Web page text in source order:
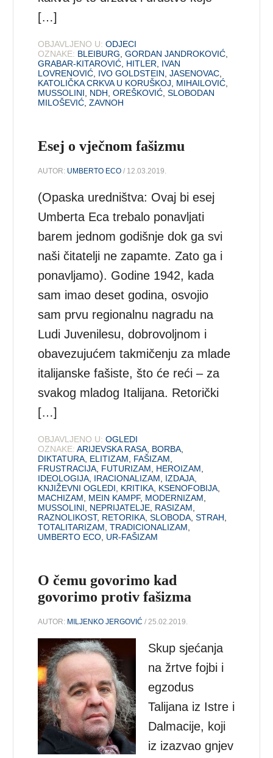
[…]
OBJAVLJENO U: ODJECI
OZNAKE: BLEIBURG,GORDAN JANDROKOVIĆ,
GRABAR-KITAROVIĆ, HITLER, IVAN
LOVRENOVIĆ, IVO GOLDSTEIN,JASENOVAC,
KATOLIČKA CRKVA U KORUŠKOJ, MIHAILOVIĆ,
MUSSOLINI, NDH,OREŠKOVIĆ,SLOBODAN
MILOŠEVIĆ,ZAVNOH
Esej o vječnom fašizmu
AUTOR: UMBERTO ECO / 12.03.2019.
(Opaska uredništva: Ovaj bi esej
Umberta Eca trebalo ponavljati
barem jednom godišnje dok ga svi
naši čitatelji ne zapamte. Zato ga i
ponavljamo). Godine 1942, kada
sam imao deset godina, osvojio
sam prvu regionalnu nagradu na
Ludi Juvenilesu, dobrovoljnom i
obavezujućem takmičenju za mlade
italijanske fašiste, što će reći – za
svakog mladog Italijana. Retorički
[…]
OBJAVLJENO U: OGLEDI
OZNAKE: ARIJEVSKA RASA, BORBA,
DIKTATURA, ELITIZAM, FAŠIZAM,
FRUSTRACIJA, FUTURIZAM, HEROIZAM,
IDEOLOGIJA, IRACIONALIZAM, IZDAJA,
KNJIŽEVNI OGLEDI, KRITIKA, KSENOFOBIJA,
MACHIZAM, MEIN KAMPF, MODERNIZAM,
MUSSOLINI, NEPRIJATELJE, RASIZAM,
RAZNOLIKOST, RETORIKA,SLOBODA,STRAH,
TOTALITARIZAM,TRADICIONALIZAM,
UMBERTO ECO, UR-FAŠIZAM
O čemu govorimo kad
govorimo protiv fašizma
AUTOR: MILJENKO JERGOVIĆ / 25.02.2019.
Skup sjećanja
na žrtve fojbi i
egzodus
Talijana iz Istre i
Dalmacije, koji
iz izazvao gnjev